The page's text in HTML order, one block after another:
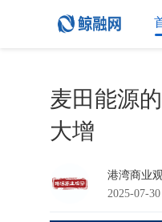
麦田能源
大增
港湾商业
2025-07-